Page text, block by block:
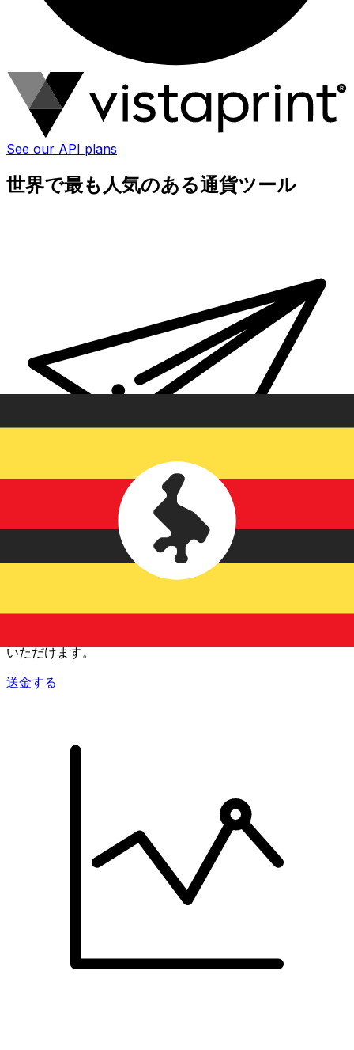
See our API plans
世界で最も人気のある通貨ツール
オンラインの送金が迅速、安全、簡単に行えます。ライブの
いただけます。
送金する